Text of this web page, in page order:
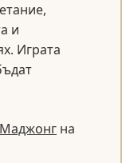
и
Играта
Маджонг на